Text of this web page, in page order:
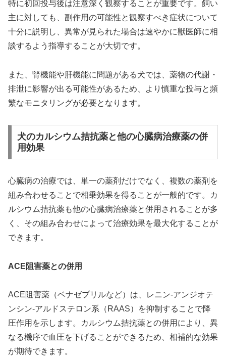
特に初回投与後は注意深く観察することが重要です。飼い
主に対しても、副作用の可能性と観察すべき症状について
十分に説明し、異常が見られた場合は速やかに獣医師に相
談するよう指導することが大切です。
また、腎機能や肝機能に問題がある犬では、薬物の代謝・
排泄に影響が出る可能性があるため、より慎重な投与と頻
繁なモニタリングが必要となります。
犬のカルシウム拮抗薬と他の心臓病治療薬の併
用効果
心臓病の治療では、単一の薬剤だけでなく、複数の薬剤を
組み合わせることで相乗効果を得ることが一般的です。カ
ルシウム拮抗薬も他の心臓病治療薬と併用されることが多
く、その組み合わせによって治療効果を最大化することが
できます。
ACE阻害薬との併用
ACE阻害薬（ベナゼプリルなど）は、レニン-アンジオテ
ンシン-アルドステロン系（RAAS）を抑制することで降
圧作用を示します。カルシウム拮抗薬との併用により、異
なる機序で血圧を下げることができるため、相補的な効果
が期待できます。